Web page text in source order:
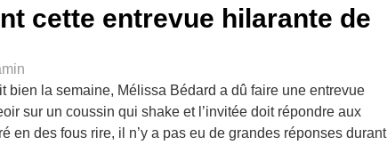
cette entrevue hilarante de
bien la semaine, Mélissa Bédard a dû faire une entrevue
sur un coussin qui shake et l’invitée doit répondre aux
en des fous rire, il n’y a pas eu de grandes réponses durant